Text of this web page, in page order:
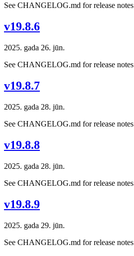
See CHANGELOG.md for release notes
v19.8.6
2025. gada 26. jūn.
See CHANGELOG.md for release notes
v19.8.7
2025. gada 28. jūn.
See CHANGELOG.md for release notes
v19.8.8
2025. gada 28. jūn.
See CHANGELOG.md for release notes
v19.8.9
2025. gada 29. jūn.
See CHANGELOG.md for release notes